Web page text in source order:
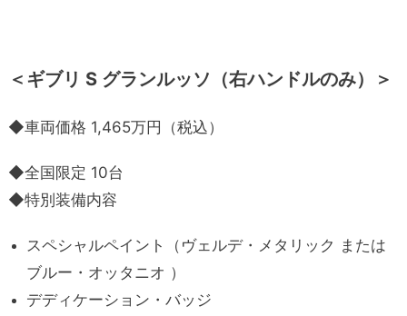
＜ギブリ S グランルッソ（右ハンドルのみ）＞
◆車両価格 1,465万円（税込）
◆全国限定 10台
◆特別装備内容
スペシャルペイント（ヴェルデ・メタリック または
ブルー・オッタニオ ）
デディケーション・バッジ